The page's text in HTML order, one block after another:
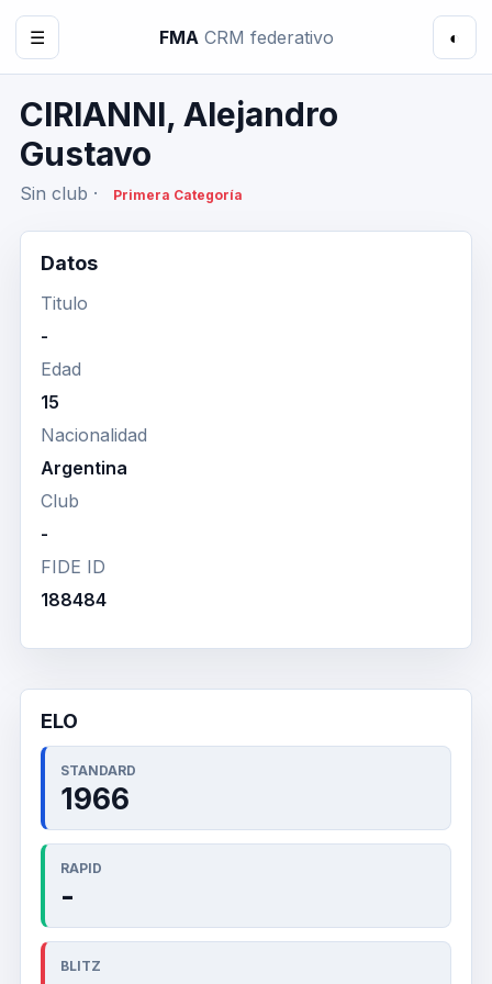
☰ FMA CRM federativo ◐
CIRIANNI, Alejandro
Gustavo
Sin club · Primera Categoría
Datos
Titulo
-
Edad
15
Nacionalidad
Argentina
Club
-
FIDE ID
188484
ELO
STANDARD
1966
RAPID
-
BLITZ